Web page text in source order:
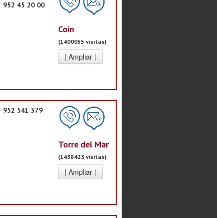
952 45 20 00
Coin
(1400055 visitas)
952 541 379
Torre del Mar
(1438423 visitas)